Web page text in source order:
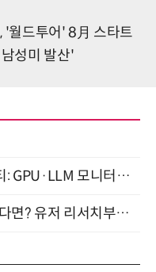
드투어' 8月 스타트
성미 발산'
[올쇼TV] AI 시대의 옵저버빌리티: GPU·LLM 모니터링부터 AI 기반 장애 대응까지 (8/11 생방송)
그럴듯하지만 AI가 만든 티가 난다면? 유저 리서치부터 배포까지! (9/15)